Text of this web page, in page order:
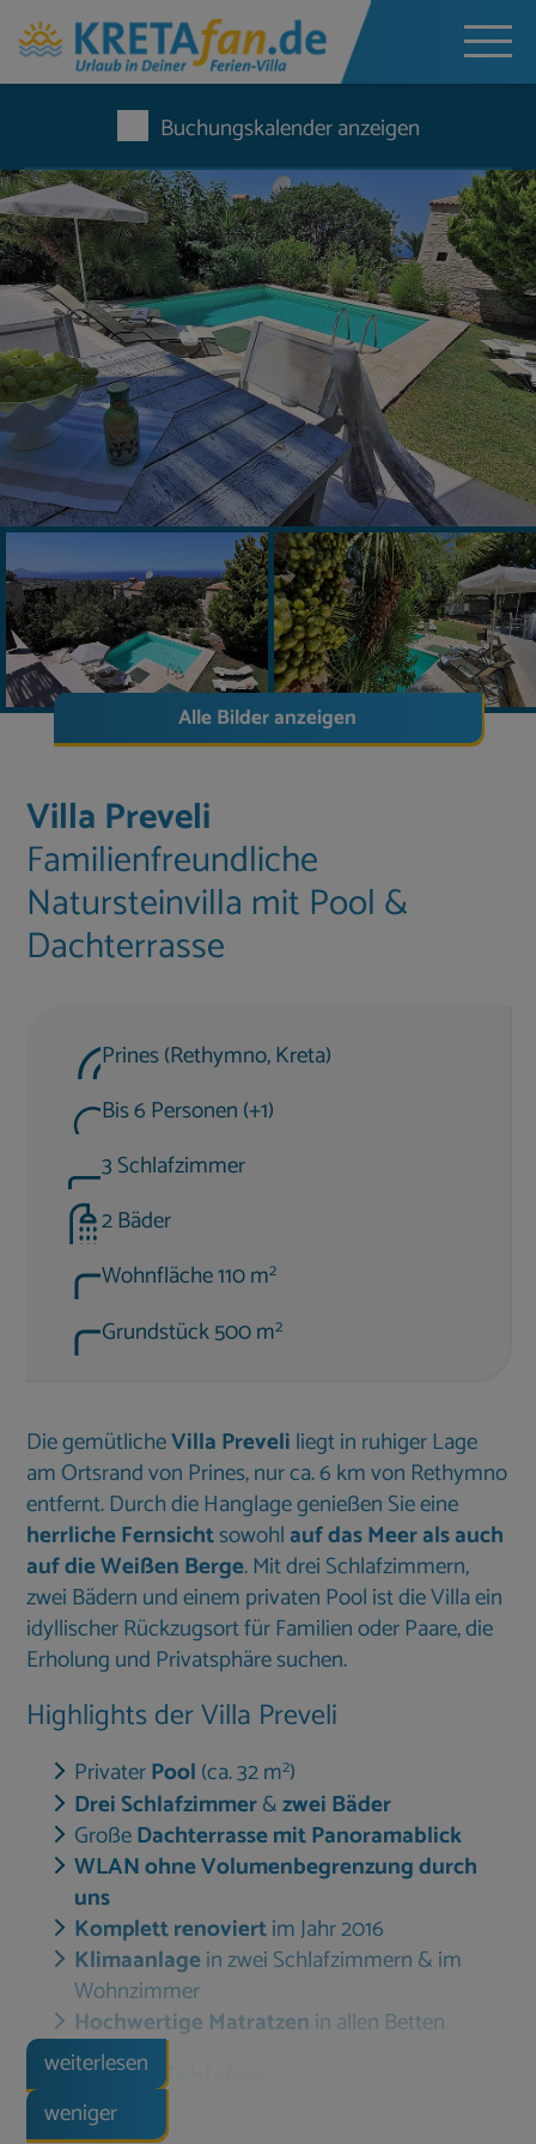
Alle Bilder anzeigen
Buchungskalender anzeigen
Jetzt unverbindlich anfragen
Villa Preveli
Familienfreundliche
Natursteinvilla mit Pool &
Dachterrasse
Prines (Rethymno, Kreta)
Bis 6 Personen (+1)
3 Schlafzimmer
2 Bäder
Wohnfläche 110 m2
Grundstück 500 m2
Die gemütlicheVilla Preveliliegt in ruhiger Lage
am Ortsrand von Prines, nur ca. 6 km von Rethymno
entfernt. Durch die Hanglage genießen Sie eine
herrliche Fernsichtsowohlauf das Meer als auch
auf die Weißen Berge. Mit drei Schlafzimmern,
zwei Bädern und einem privaten Pool ist die Villa ein
idyllischer Rückzugsort für Familien oder Paare, die
Erholung und Privatsphäre suchen.
Highlights der Villa Preveli
PrivaterPool(ca. 32 m2)
Drei Schlafzimmer&zwei Bäder
GroßeDachterrasse mit Panoramablick
WLAN ohne Volumenbegrenzung durch
uns
Komplett renoviertim Jahr 2016
Klimaanlagein zwei Schlafzimmern & im
Wohnzimmer
Hochwertige Matratzenin allen Betten
Wohnen & Schlafen
Die Villa bietetdrei komfortable Schlafzimmer
weiterlesen
weniger